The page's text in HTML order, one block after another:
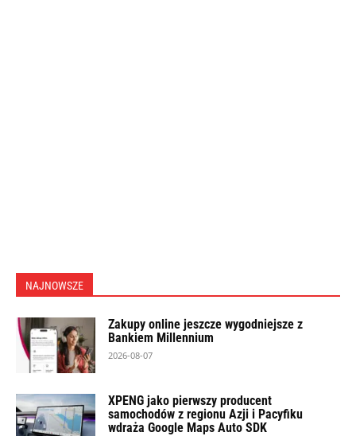
NAJNOWSZE
Zakupy online jeszcze wygodniejsze z
Bankiem Millennium
2026-08-07
XPENG jako pierwszy producent
samochodów z regionu Azji i Pacyfiku
wdraża Google Maps Auto SDK